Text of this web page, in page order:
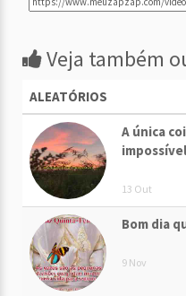
Veja também
ALEATÓRIOS
A única
impossível
13 Out
Bom dia
9 Nov